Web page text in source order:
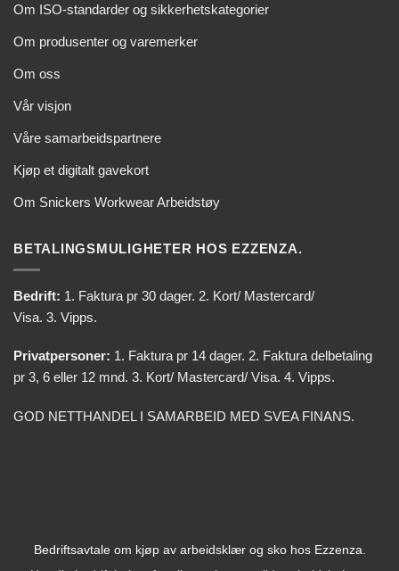
Om ISO-standarder og sikkerhetskategorier
Om produsenter og varemerker
Om oss
Vår visjon
Våre samarbeidspartnere
Kjøp et digitalt gavekort
Om Snickers Workwear Arbeidstøy
BETALINGSMULIGHETER HOS EZZENZA.
Bedrift: 1. Faktura pr 30 dager. 2. Kort/ Mastercard/
Visa. 3. Vipps.
Privatpersoner: 1. Faktura pr 14 dager. 2. Faktura delbetaling
pr 3, 6 eller 12 mnd. 3. Kort/ Mastercard/ Visa. 4. Vipps.
GOD NETTHANDEL I SAMARBEID MED SVEA FINANS.
Bedriftsavtale om kjøp av arbeidsklær og sko hos Ezzenza.